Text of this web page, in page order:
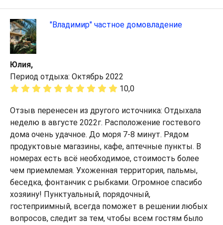
"Владимир" частное домовладение
Юлия,
Период отдыха: Октябрь 2022
10,0
Отзыв перенесен из другого источника: Отдыхала
неделю в августе 2022г. Расположение гостевого
дома очень удачное. До моря 7-8 минут. Рядом
продуктовые магазины, кафе, аптечные пункты. В
номерах есть всё необходимое, стоимость более
чем приемлемая. Ухоженная территория, пальмы,
беседка, фонтанчик с рыбками. Огромное спасибо
хозяину! Пунктуальный, порядочный,
гостеприимный, всегда поможет в решении любых
вопросов, следит за тем, чтобы всем гостям было